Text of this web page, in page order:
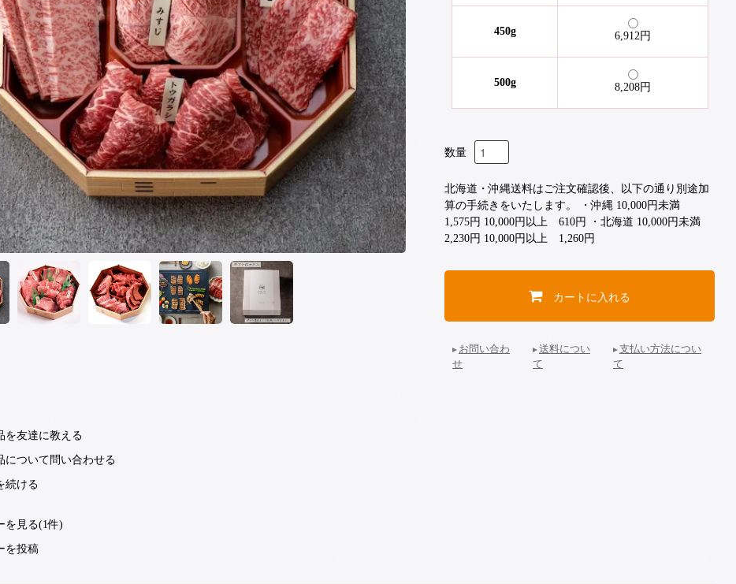
450g 6,912円
500g 8,208円
数量
北海道・沖縄送料はご注文確認後、以下の通り別途加
算の手続きをいたします。 ・沖縄 10,000円未満
1,575円 10,000円以上 610円 ・北海道 10,000円未満
2,230円 10,000円以上 1,260円
カートに入れる
お問い合わ
せ
送料につい
て
支払い方法につい
て
を友達に教える
について問い合わせる
続ける
を見る(1件)
を投稿